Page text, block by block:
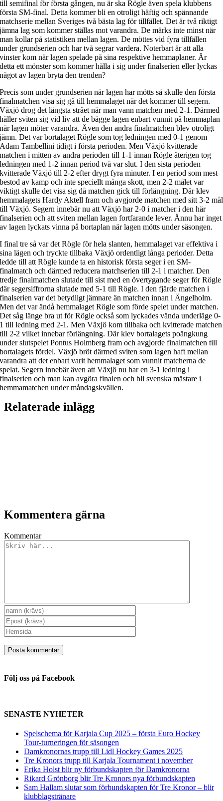
till semifinal för första gången, nu är ska Rögle även spela klubbens
första SM-final. Detta kommer bli en otroligt häftig och spännande
matchserie mellan Sveriges två bästa lag för tillfället. Det är två riktigt
jämna lag som kommer ställas mot varandra. De märks inte minst när
man kollar på statistiken mellan lagen. De möttes vid fyra tillfällen
under grundserien och har två segrar vardera. Noterbart är att alla
vinster kom när lagen spelade på sina respektive hemmaplaner. Är
detta ett mönster som kommer hålla i sig under finalserien eller lyckas
något av lagen bryta den trenden?
Precis som under grundserien när lagen har mötts så skulle den första
finalmatchen visa sig gå till hemmalaget när det kommer till segern.
Växjö drog det längsta strået när man vann matchen med 2-1. Därmed
håller sviten sig vid liv att de bägge lagen enbart vunnit på hemmaplan
när lagen möter varandra. Även den andra finalmatchen blev otroligt
jämn. Det var bortalaget Rögle som tog ledningen med 0-1 genom
Adam Tambellini tidigt i första perioden. Men Växjö kvitterade
matchen i mitten av andra perioden till 1-1 innan Rögle återigen tog
ledningen med 1-2 innan period två var slut. I den sista perioden
kvitterade Växjö till 2-2 efter drygt fyra minuter. I en period som mest
bestod av kamp och inte speciellt många skott, men 2-2 målet var
viktigt skulle det visa sig då matchen gick till förlängning. Där klev
hemmalagets Hardy Aktell fram och avgjorde matchen med sitt 3-2 mål
till Växjö. Segern innebär nu att Växjö har 2-0 i matcher i den här
finalserien och att sviten mellan lagen fortfarande lever. Ännu har inget
av lagen lyckats vinna på bortaplan när lagen mötts under säsongen.
I final tre så var det Rögle för hela slanten, hemmalaget var effektiva i
sina lägen och tryckte tillbaka Växjö ordentligt långa perioder. Detta
ledde till att Rögle kunde ta en historisk första seger i en SM-
finalmatch och därmed reducera matchserien till 2-1 i matcher. Den
tredje finalmatchen slutade till sist med en övertygande seger för Rögle
där segersiffrorna slutade med 5-1 till Rögle. I den fjärde matchen i
finalserien var det betydligt jämnare än matchen innan i Ängelholm.
Men det var ändå hemmalaget Rögle som förde spelet under matchen.
Det såg länge bra ut för Rögle också som lyckades vända underläge 0-
1 till ledning med 2-1. Men Växjö kom tillbaka och kvitterade matchen
till 2-2 vilket innebar förlängning. Där klev bortalagets poängkung
under slutspelet Pontus Holmberg fram och avgjorde finalmatchen till
bortalagets fördel. Växjö bröt därmed sviten som lagen haft mellan
varandra att det enbart varit hemmalaget som vunnit matcherna de
spelat. Segern innebär även att Växjö nu har en 3-1 ledning i
finalserien och man kan avgöra finalen och bli svenska mästare i
hemmamatchen under måndagskvällen.
Relaterade inlägg
Kommentera gärna
Kommentar
Följ oss på Facebook
SENASTE NYHETER
Spelschema för Karjala Cup 2025 – första Euro Hockey
Tour-turneringen för säsongen
Damkronornas trupp till Lidl Hockey Games 2025
Tre Kronors trupp till Karjala Tournament i november
Erika Holst blir ny förbundskapten för Damkronorna
Rikard Grönborg blir Tre Kronors nya förbundskapten
Sam Hallam slutar som förbundskapten för Tre Kronor – blir
klubblagstränare